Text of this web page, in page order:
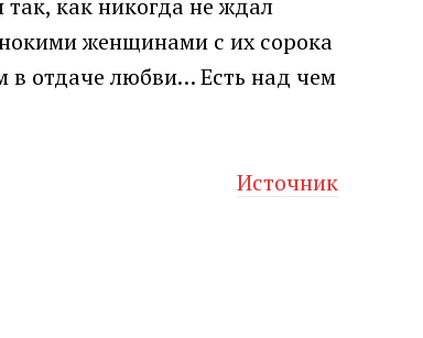
как никогда не ждал
женщинами с их сорока
в отдаче любви… Есть над чем
Источник